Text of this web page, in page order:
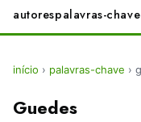
autorespalavras-chave
início › palavras-chave ›
Guedes